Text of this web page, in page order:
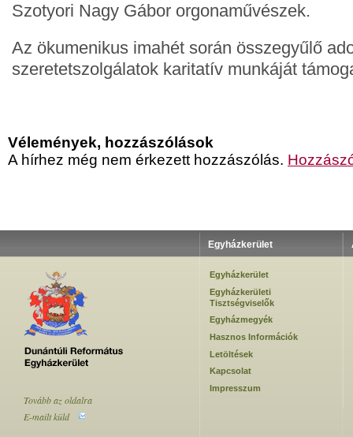
Szotyori Nagy Gábor orgonaművészek.
Az ökumenikus imahét során összegyűlő
szeretetszolgálatok karitatív munkáját
Vélemények, hozzászólások
A hírhez még nem érkezett hozzászólás.
Egyházkerület
Egyházkerület
Egyházkerületi
Tisztségviselők
Egyházmegyék
Hasznos Információk
Letöltések
Kapcsolat
Impresszum
Tovább az oldalra
E-mailt küld